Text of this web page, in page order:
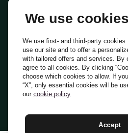
Everli Shoppers
Scopri chi siamo
Domande frequenti
Lavora con noi
Diventa Shopper
Investitori
PrivacyCookie
Termini e Condizioni
Italiano
We use cookies
We use first- and third-party cookies
use our site and to offer a
with tailored offers and services. By
agree to all cookies. By clicking
choose which cookies to allow. If
“X”, only essential cookies will be
our cookie policy
Accept